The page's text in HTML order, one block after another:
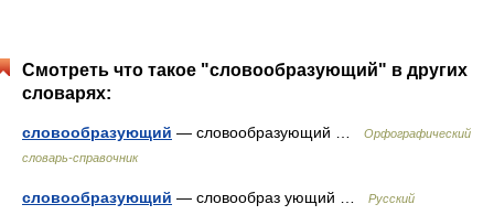
Смотреть что такое "словообразующий" в других
словарях:
словообразующий — словообразующий …
Орфографический
словарь-справочник
словообразующий — словообраз ующий …
Русский